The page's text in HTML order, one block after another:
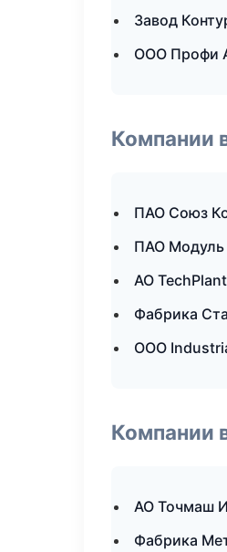
Завод
ООО Профи
Компании
ПАО Союз
ПАО Модуль
АО
Фабрика
ООО
Компании
АО Точмаш
Фабрика